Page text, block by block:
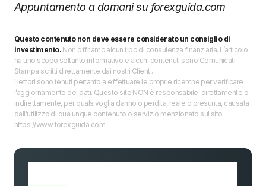
Appuntamento a domani su forexguida.com
Questo contenuto non deve essere considerato un consiglio di
investimento.Non offriamo alcun tipo di consulenza finanziaria. L’articolo
ha uno scopo soltanto informativo e alcuni contenuti sono Comunicati
Stampa scritti direttamente dai nostri Clienti.
I lettori sono tenuti pertanto a effettuare le proprie ricerche per verificare
l’aggiornamento dei dati. Questo sito NON è responsabile, direttamente o
indirettamente, per qualsivoglia danno o perdita, reale o presunta, causata
dall'utilizzo di qualunque contenuto o servizio menzionato sul sito
https://www.forexguida.com.